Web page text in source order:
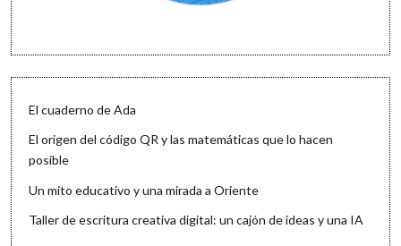
El cuaderno de Ada
El origen del código QR y las matemáticas que lo hacen
posible
Un mito educativo y una mirada a Oriente
Taller de escritura creativa digital: un cajón de ideas y una IA